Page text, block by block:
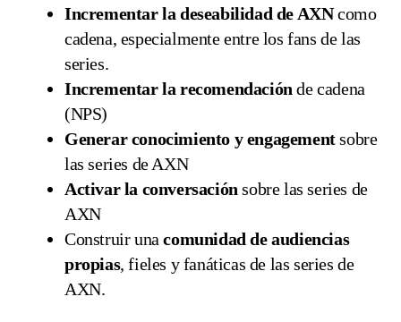
Incrementar la deseabilidad de AXNcomo
cadena, especialmente entre los fans de las
series.
Incrementar la recomendación de cadena
(NPS)
Generar conocimiento y engagementsobre
las series de AXN
Activar la conversación sobre las series de
AXN
Construir unacomunidad de audiencias
propias, fieles y fanáticas de las series de
AXN.